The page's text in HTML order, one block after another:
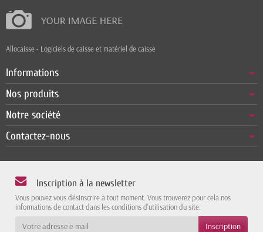
Allocaisse - Logiciels de caisse et matériel de caisse
Informations
Nos produits
Notre société
Contactez-nous
Inscription à la newsletter
Vous pouvez vous désinscrire à tout moment. Vous trouverez pour cela nos
informations de contact dans les conditions d'utilisation du site.